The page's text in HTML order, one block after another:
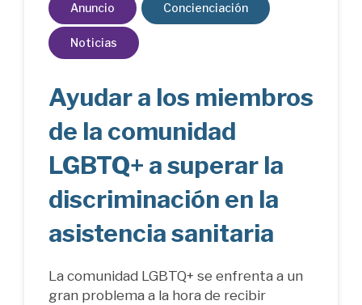
Anuncio Concienciación
Noticias
Ayudar a los miembros
de la comunidad
LGBTQ+ a superar la
discriminación en la
asistencia sanitaria
La comunidad LGBTQ+ se enfrenta a un
gran problema a la hora de recibir